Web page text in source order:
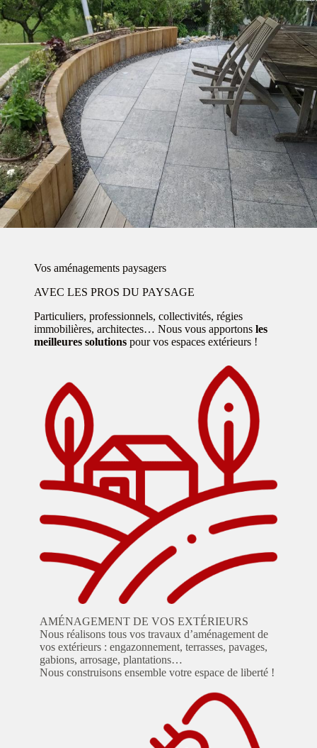
Vos aménagements paysagers
AVEC LES PROS DU PAYSAGE
Particuliers, professionnels, collectivités, régies
immobilières, architectes… Nous vous apportons les
meilleures solutions pour vos espaces extérieurs !
AMÉNAGEMENT DE VOS EXTÉRIEURS
Nous réalisons tous vos travaux d’aménagement de
vos extérieurs : engazonnement, terrasses, pavages,
gabions, arrosage, plantations…
Nous construisons ensemble votre espace de liberté !